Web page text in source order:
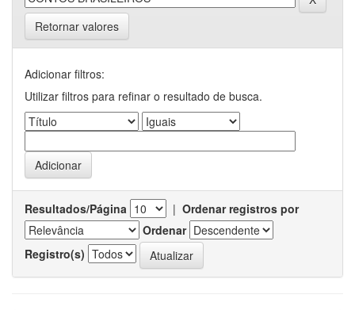
Retornar valores
Adicionar filtros:
Utilizar filtros para refinar o resultado de busca.
Resultados/Página | Ordenar registros por
Ordenar
Registro(s)